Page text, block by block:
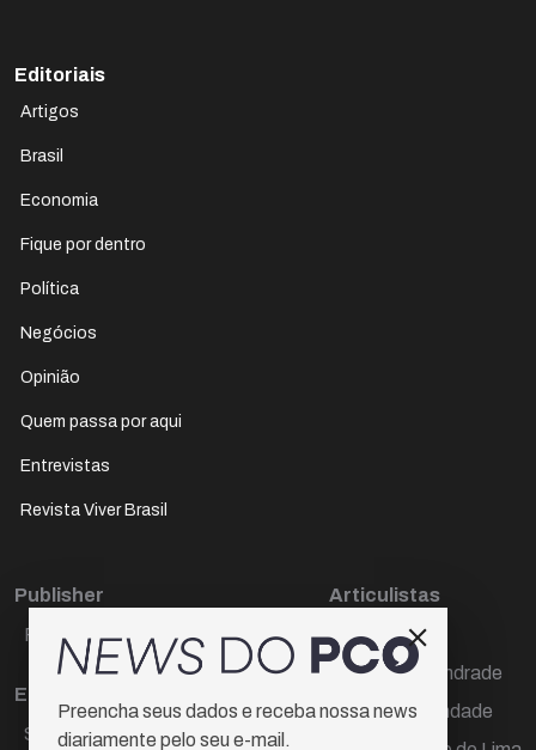
Editoriais
Artigos
Brasil
Economia
Fique por dentro
Política
Negócios
Opinião
Quem passa por aqui
Entrevistas
Revista Viver Brasil
Publisher
Paulo Cesar de Oliveira
Editora Chefe
Sueli Cotta
Articulistas
Décio Freire
Dr Marcos Andrade
Hamilton Trindade
Preencha seus dados e receba nossa news
diariamente pelo seu e-mail.